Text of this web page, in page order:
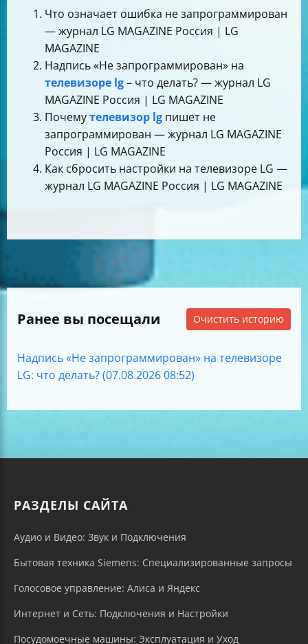
Что означает ошибка не запрограммирован
— журнал LG MAGAZINE Россия | LG
MAGAZINE
Надпись «Не запрограммирован» на
телевизоре lg– что делать? — журнал LG
MAGAZINE Россия | LG MAGAZINE
Почемутелевизор lg пишет не
запрограммирован — журнал LG MAGAZINE
Россия | LG MAGAZINE
Как сбросить настройки на телевизоре LG —
журнал LG MAGAZINE Россия | LG MAGAZINE
Ранее вы посещали Очистить историю
Надпись «Не запрограммирован» на телевизоре
LG: что делать? (07.08.2026 08:52)
РАЗДЕЛЫ САЙТА
Аудио и Видео: Звук и Подключения
Бытовая техника Siemens: Специализированные запросы
Голосовое управление: Алиса и Яндекс
Интернет и Сеть: Подключения и Настройки
Посудомоечные машины: Эксплуатация и Уход